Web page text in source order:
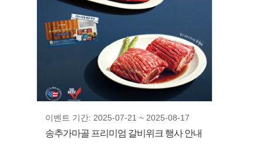
이벤트 기간: 2025-07-21 ~ 2025-08-17
송추가마골 프리미엄 갈비위크 행사 안내